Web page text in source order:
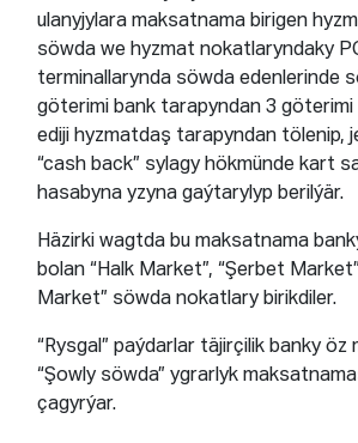
ulanyjylara maksatnama birigen
söwda we hyzmat nokatlaryndaky
terminallarynda söwda edenlerinde
göterimi bank tarapyndan 3
ediji hyzmatdaş tarapyndan tölenip,
“cash back” sylagy hökmünde kart
hasabyna yzyna gaýtarylyp berilýär.
Häzirki wagtda bu maksatnama
bolan “Halk Market”, “Şerbet
Market” söwda nokatlary birikdiler.
“Rysgal” paýdarlar täjirçilik banky öz
“Şowly söwda” ygrarlyk
çagyrýar.